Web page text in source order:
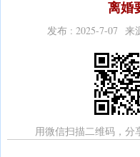
离婚
发布 : 2025-7-07 来
用微信扫描二维码，分